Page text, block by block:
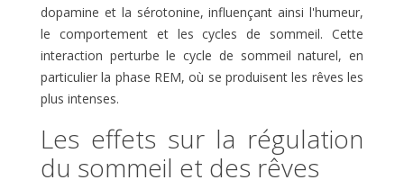
dopamine et la sérotonine, influençant ainsi l'humeur,
le comportement et les cycles de sommeil. Cette
interaction perturbe le cycle de sommeil naturel, en
particulier la phase REM, où se produisent les rêves les
plus intenses.
Les effets sur la régulation
du sommeil et des rêves